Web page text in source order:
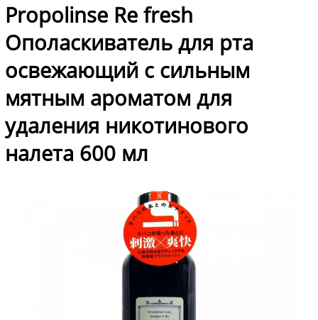
Propolinse Re fresh
Ополаскиватель для рта
освежающий с сильным
мятным ароматом для
удаления никотинового
налета 600 мл